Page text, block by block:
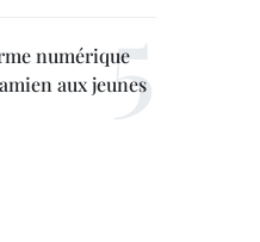
numérique
aux jeunes